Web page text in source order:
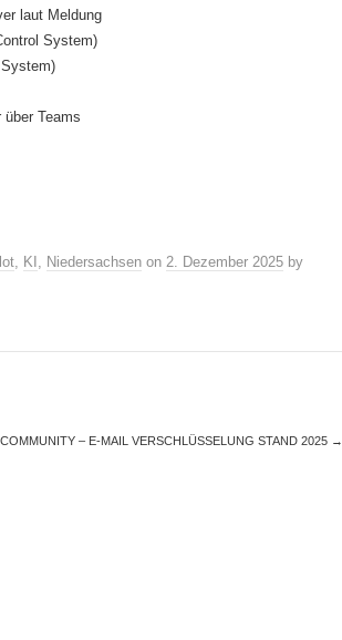
laut Meldung
System)
Teams
, KI , Niedersachsen on 2. Dezember 2025 by
– E-MAIL VERSCHLÜSSELUNG STAND 2025 →